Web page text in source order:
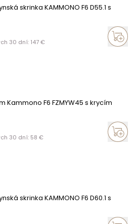
skrinka KAMMONO F6 D55.1 s
30 dní: 147€
Kammono F6 FZMYW45 s krycím
30 dní: 58 €
skrinka KAMMONO F6 D60.1 s